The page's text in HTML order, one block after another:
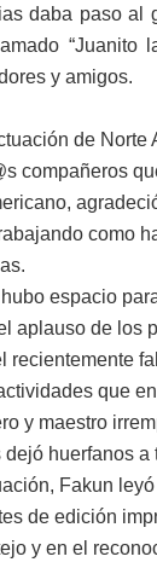
daba paso al
“Juanito
y amigos.
de Norte
compañeros
como
espacio
aplauso de los
recientemente
que
y maestro
dejó huerfanos a
Fakun
de edición
y en el